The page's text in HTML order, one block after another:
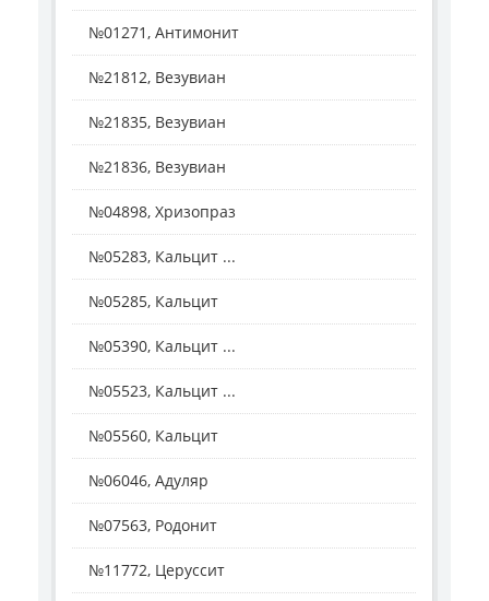
№01271, Антимонит
№21812, Везувиан
№21835, Везувиан
№21836, Везувиан
№04898, Хризопраз
№05283, Кальцит ...
№05285, Кальцит
№05390, Кальцит ...
№05523, Кальцит ...
№05560, Кальцит
№06046, Адуляр
№07563, Родонит
№11772, Церуссит